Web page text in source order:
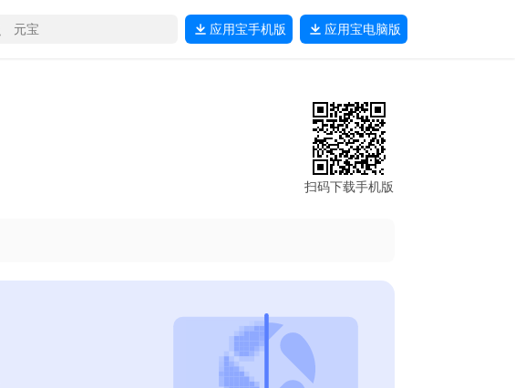
应用宝手机版 应用宝电脑版
扫码下载手机版